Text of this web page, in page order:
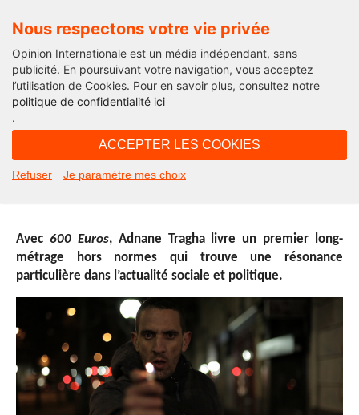
Nous respectons votre vie privée
Opinion Internationale est un média indépendant, sans
publicité. En poursuivant votre navigation, vous acceptez
l’utilisation de Cookies. Pour en savoir plus, consultez notre
politique de confidentialité ici
.
ACCEPTER LES COOKIES
Refuser Je paramètre mes choix
Actualité
600 Euros, un film d’une actualité
Avec 600 Euros, Adnane Tragha livre un premier long-
métrage hors normes qui trouve une résonance
particulière dans l’actualité sociale et politique.